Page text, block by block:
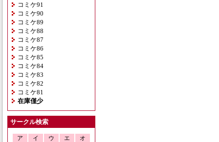
コミケ91
コミケ90
コミケ89
コミケ88
コミケ87
コミケ86
コミケ85
コミケ84
コミケ83
コミケ82
コミケ81
在庫僅少
サークル検索
ア イ ウ エ
オ